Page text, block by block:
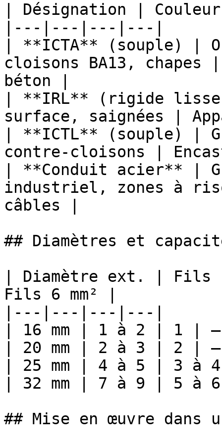
| Désignation |
|---|---|---|---|
| **ICTA** (souple) |
cloisons BA13, chapes
béton |
| **IRL** (rigide
surface, saignées |
| **ICTL** (souple) |
contre-cloisons |
| **Conduit acier** |
industriel, zones à
câbles |
## Diamètres et
| Diamètre ext. | Fils
Fils 6 mm² |
|---|---|---|---|
| 16 mm | 1 à 2 | 1 |
| 20 mm | 2 à 3 | 2 |
| 25 mm | 4 à 5 | 3 à
| 32 mm | 7 à 9 | 5 à
## Mise en œuvre